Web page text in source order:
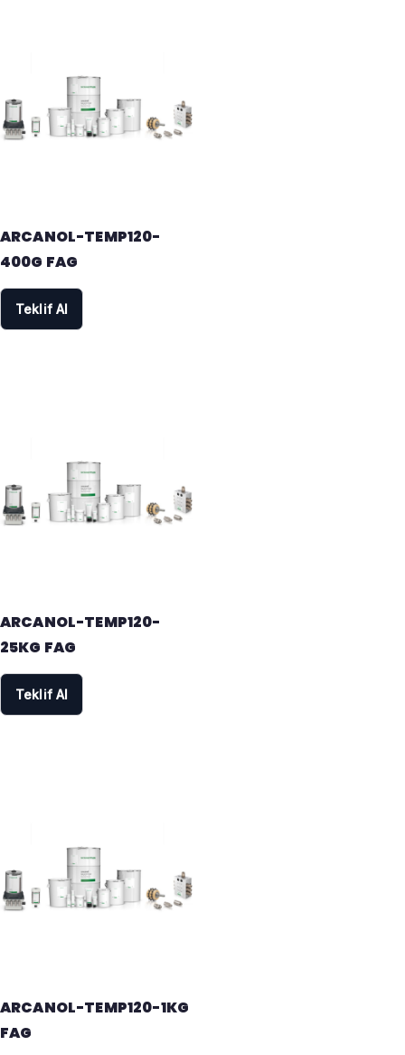
ARCANOL-TEMP120-
400G FAG
Teklif Al
ARCANOL-TEMP120-
25KG FAG
Teklif Al
ARCANOL-TEMP120-1KG
FAG